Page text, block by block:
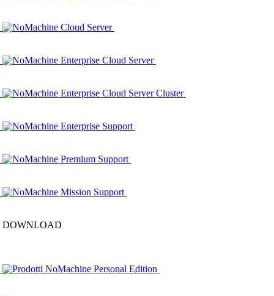
NoMachine Cloud Server
NoMachine Enterprise Cloud Server
NoMachine Enterprise Cloud Server Cluster
NoMachine Enterprise Support
NoMachine Premium Support
NoMachine Mission Support
DOWNLOAD
Prodotti NoMachine Personal Edition